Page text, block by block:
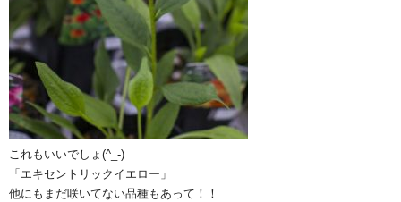
これもいいでしょ(^_-)
「エキセントリックイエロー」
他にもまだ咲いてない品種もあって！！